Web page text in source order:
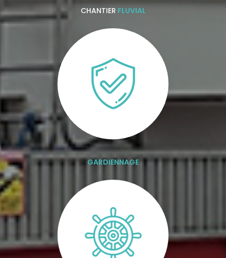
CHANTIER FLUVIAL
GARDIENNAGE